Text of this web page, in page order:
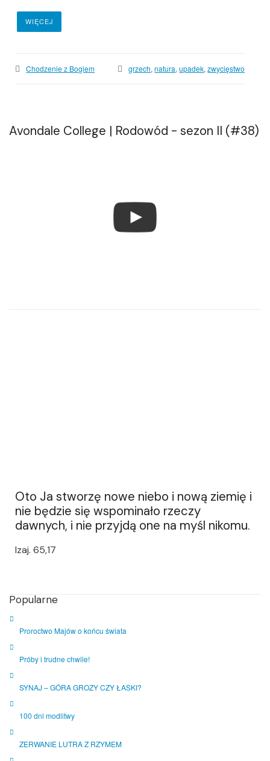
WIĘCEJ
Chodzenie z Bogiem grzech,natura,upadek,zwycięstwo
Avondale College | Rodowód - sezon II (#38)
Oto Ja stworzę nowe niebo i nową ziemię i
nie będzie się wspominało rzeczy
dawnych, i nie przyjdą one na myśl nikomu.
Izaj. 65,17
Popularne
Proroctwo Majów o końcu świata
Próby i trudne chwile!
SYNAJ – GÓRA GROZY CZY ŁASKI?
100 dni modlitwy
ZERWANIE LUTRA Z RZYMEM